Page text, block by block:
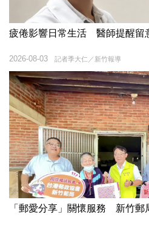
疲倦影響日常生活 醫師提醒留
記者季大仁／新竹報導
2026-08-03
「郵愛分享」關懷服務 新竹郵